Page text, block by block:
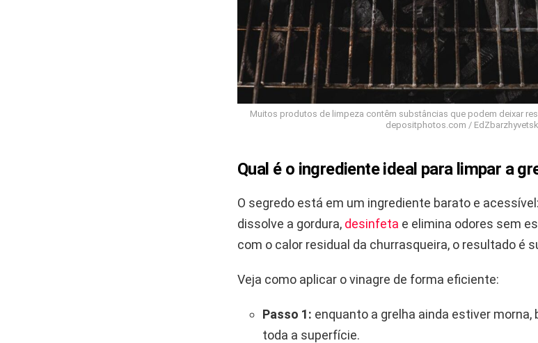
Muitos produtos de limpeza contêm substâncias que podem deixar
depositphotos.com /
Qual é o ingrediente ideal para limpar a
O segredo está em um ingrediente barato e
dissolve a gordura, desinfeta e elimina odores sem
com o calor residual da churrasqueira, o resultado é
Veja como aplicar o vinagre de forma eficiente:
Passo 1: enquanto a grelha ainda estiver morna,
toda a superfície.